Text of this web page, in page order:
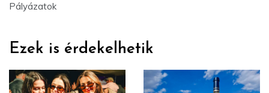
Pályázatok
Ezek is érdekelhetik